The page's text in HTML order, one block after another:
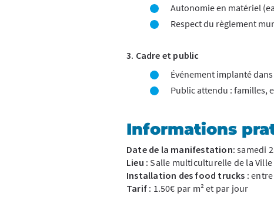
Autonomie en matériel
Respect du règlement
3. Cadre et public
Événement implanté
Public attendu : familles,
Informations
Date de la manifestation: samedi
Lieu : Salle multiculturelle de la Ville
Installation des food trucks :
Tarif : 1.50€ par m² et par jour